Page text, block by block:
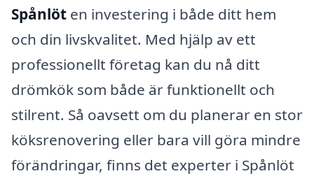
Spånlöt en investering i både ditt hem
och din livskvalitet. Med hjälp av ett
professionellt företag kan du nå ditt
drömkök som både är funktionellt och
stilrent. Så oavsett om du planerar en stor
köksrenovering eller bara vill göra mindre
förändringar, finns det experter i Spånlöt